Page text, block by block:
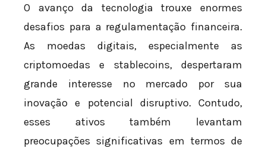
O avanço da tecnologia trouxe enormes
desafios para a regulamentação financeira.
As moedas digitais, especialmente as
criptomoedas e stablecoins, despertaram
grande interesse no mercado por sua
inovação e potencial disruptivo. Contudo,
esses ativos também levantam
preocupações significativas em termos de